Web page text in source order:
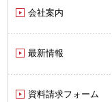
会社案内
最新情報
資料請求フォーム